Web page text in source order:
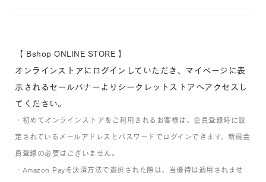
【 Bshop ONLINE STORE 】
オンラインストアにログインしていただき、マイページに表
示されるセールバナーよりシークレットストアへアクセスし
てください。
・初めてオンラインストアをご利用されるお客様は、会員登録時に設
定されているメールアドレスとパスワードでログインできます。新規会
員登録の必要はございません。
・Amazon Payを決済方法で選択された際は、当優待は適用されませ